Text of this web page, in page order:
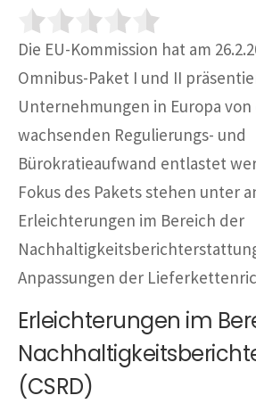
Die EU-Kommission hat am
Omnibus-Paket I und II
Unternehmungen in Europa von
wachsenden Regulierungs- und
Bürokratieaufwand entlastet
Fokus des Pakets stehen unter
Erleichterungen im Bereich der
Anpassungen der
Erleichterungen im
(CSRD)